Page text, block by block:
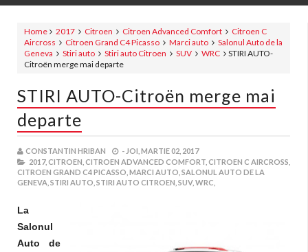
Home 2017 Citroen Citroen Advanced Comfort
Citroen C
Aircross
Citroen Grand C4 Picasso Marci auto
Salonul Auto de la
Geneva
Stiri auto Stiri auto Citroen SUV WRC
STIRI AUTO-
Citroën merge mai departe
STIRI AUTO-Citroën merge mai
departe
CONSTANTIN HRIBAN - JOI, MARTIE 02, 2017
2017, CITROEN, CITROEN ADVANCED COMFORT, CITROEN C AIRCROSS,
CITROEN GRAND C4 PICASSO, MARCI AUTO, SALONUL AUTO DE LA
GENEVA, STIRI AUTO, STIRI AUTO CITROEN, SUV, WRC,
La
Salonul
Auto de